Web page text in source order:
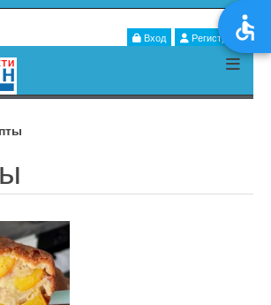
Вход Регистрация